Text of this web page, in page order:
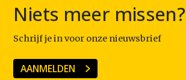
Niets meer missen?
Schrijf je in voor onze nieuwsbrief
AANMELDEN